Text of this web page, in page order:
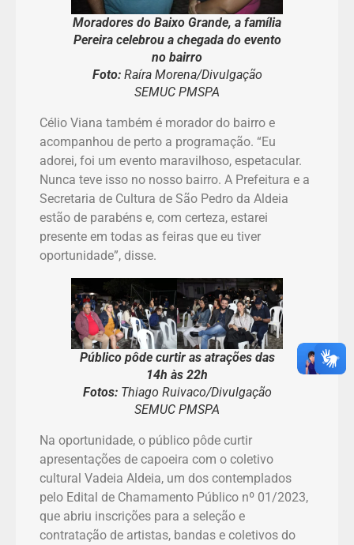
Moradores do Baixo Grande, a família
Pereira celebrou a chegada do evento
no bairro
Foto: Raíra Morena/Divulgação
SEMUC PMSPA
Célio Viana também é morador do bairro e
acompanhou de perto a programação. “Eu
adorei, foi um evento maravilhoso, espetacular.
Nunca teve isso no nosso bairro. A Prefeitura e a
Secretaria de Cultura de São Pedro da Aldeia
estão de parabéns e, com certeza, estarei
presente em todas as feiras que eu tiver
oportunidade”, disse.
Público pôde curtir as atrações das
14h às 22h
Fotos: Thiago Ruivaco/Divulgação
SEMUC PMSPA
Na oportunidade, o público pôde curtir
apresentações de capoeira com o coletivo
cultural Vadeia Aldeia, um dos contemplados
pelo Edital de Chamamento Público nº 01/2023,
que abriu inscrições para a seleção e
contratação de artistas, bandas e coletivos do